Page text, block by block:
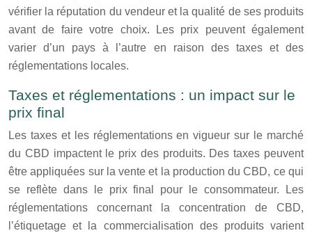
vérifier la réputation du vendeur et la qualité de ses produits
avant de faire votre choix. Les prix peuvent également
varier d’un pays à l’autre en raison des taxes et des
réglementations locales.
Taxes et réglementations : un impact sur le
prix final
Les taxes et les réglementations en vigueur sur le marché
du CBD impactent le prix des produits. Des taxes peuvent
être appliquées sur la vente et la production du CBD, ce qui
se reflète dans le prix final pour le consommateur. Les
réglementations concernant la concentration de CBD,
l’étiquetage et la commercialisation des produits varient